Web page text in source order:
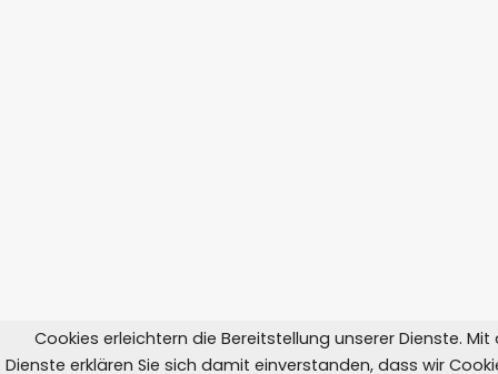
Cookies erleichtern die Bereitstellung unserer Dienste. Mit
Dienste erklären Sie sich damit einverstanden, dass wir